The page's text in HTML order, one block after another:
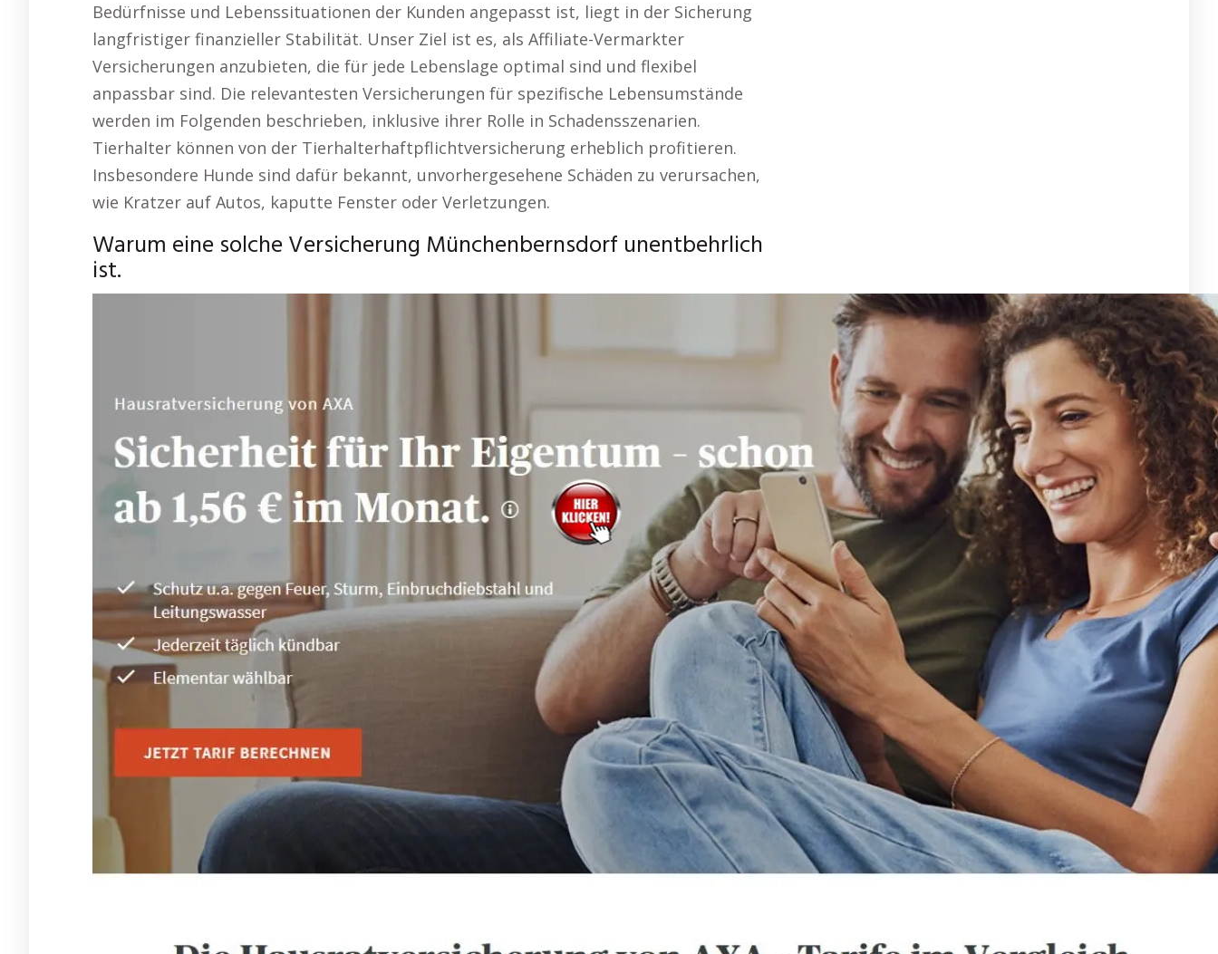
Bedürfnisse und Lebenssituationen der Kunden angepasst ist, liegt in der Sicherung
langfristiger finanzieller Stabilität. Unser Ziel ist es, als Affiliate-Vermarkter
Versicherungen anzubieten, die für jede Lebenslage optimal sind und flexibel
anpassbar sind. Die relevantesten Versicherungen für spezifische Lebensumstände
werden im Folgenden beschrieben, inklusive ihrer Rolle in Schadensszenarien.
Tierhalter können von der Tierhalterhaftpflichtversicherung erheblich profitieren.
Insbesondere Hunde sind dafür bekannt, unvorhergesehene Schäden zu verursachen,
wie Kratzer auf Autos, kaputte Fenster oder Verletzungen.
Warum eine solche Versicherung Münchenbernsdorf unentbehrlich
ist.